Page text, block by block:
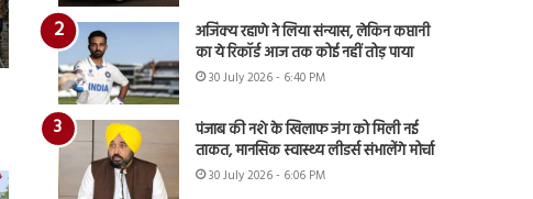
अजिंक्य रहाणे ने लिया संन्यास, लेकिन कप्तानी
का ये रिकॉर्ड आज तक कोई नहीं तोड़ पाया
30 July 2026 - 6:40 PM
पंजाब की नशे के खिलाफ जंग को मिली नई
ताकत, मानसिक स्वास्थ्य लीडर्स संभालेंगे मोर्चा
30 July 2026 - 6:06 PM